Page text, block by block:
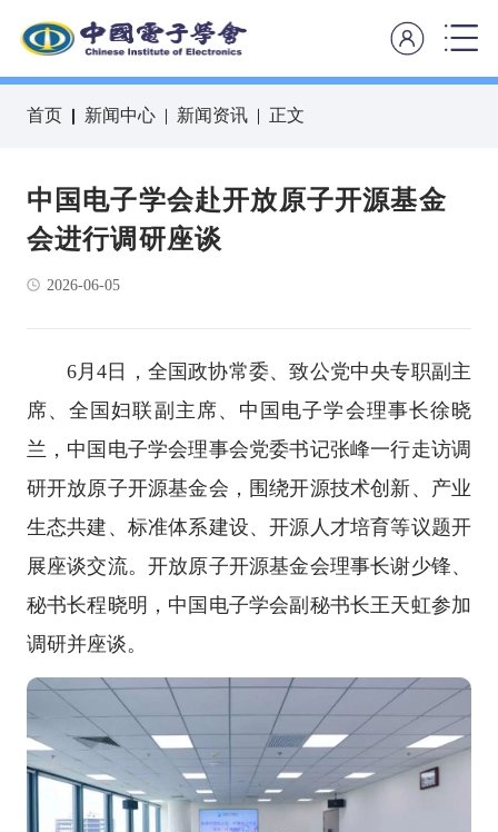
首页 新闻中心 新闻资讯 正文
中国电子学会赴开放原子开源基金
会进行调研座谈
2026-06-05
6月4日，全国政协常委、致公党中央专职副主
席、全国妇联副主席、中国电子学会理事长徐晓
兰，中国电子学会理事会党委书记张峰一行走访调
研开放原子开源基金会，围绕开源技术创新、产业
生态共建、标准体系建设、开源人才培育等议题开
展座谈交流。开放原子开源基金会理事长谢少锋、
秘书长程晓明，中国电子学会副秘书长王天虹参加
调研并座谈。